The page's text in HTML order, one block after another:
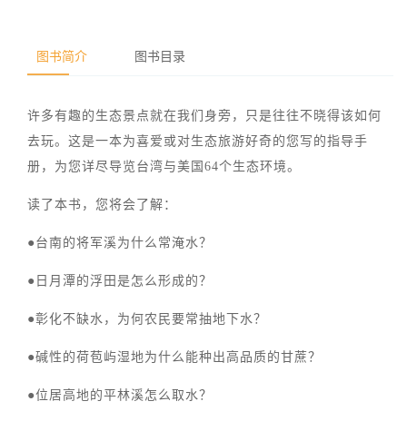
图书简介 图书目录
许多有趣的生态景点就在我们身旁，只是往往不晓得该如何
去玩。这是一本为喜爱或对生态旅游好奇的您写的指导手
册，为您详尽导览台湾与美国64个生态环境。
读了本书，您将会了解：
●台南的将军溪为什么常淹水？
●日月潭的浮田是怎么形成的？
●彰化不缺水，为何农民要常抽地下水？
●碱性的荷苞屿湿地为什么能种出高品质的甘蔗？
●位居高地的平林溪怎么取水？